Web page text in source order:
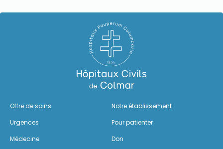
Offre de soins
Urgences
Médecine
Notre établissement
Pour patienter
Don